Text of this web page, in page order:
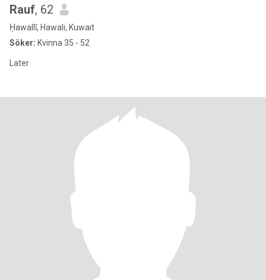
Rauf, 62
Ḥawallī, Hawali, Kuwait
Söker: Kvinna 35 - 52
Later